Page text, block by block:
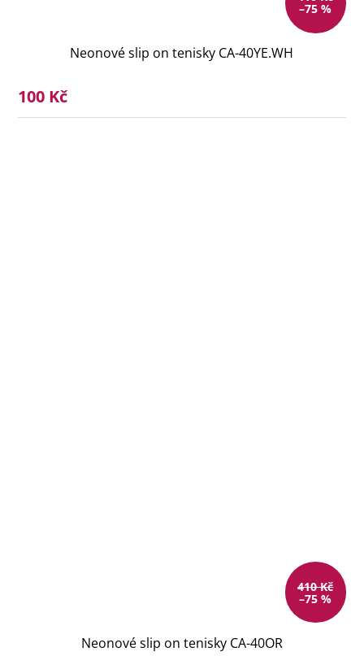
–75 %
Neonové slip on tenisky CA-40YE.WH
100 Kč
410 Kč
–75 %
Neonové slip on tenisky CA-40OR